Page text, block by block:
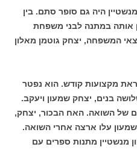
היה גם סופר סתם. בין
אותה במתנה לבני משפחת
המשפחה, יצחק גוטמן מאלון
מקצועות קודש. הוא נפטר
בנים, יצחק שמעון ויעקב.
של השואה. האח הבכור, יצחק,
שמעון עלו ארצה אחרי השואה.
מנשטיין מתנות ספרים עם